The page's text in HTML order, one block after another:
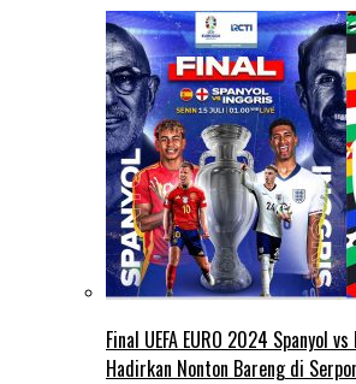
Final UEFA EURO 2024 Spanyol
Hadirkan Nonton Bareng di